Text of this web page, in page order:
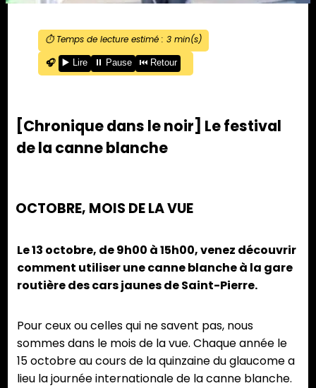
⏱️ Temps de lecture estimé : 3min(s)
🎧
▶️ Lire ⏸️ Pause ⏮️ Retour
[Chronique dans le noir] Le festival
de la canne blanche
OCTOBRE, MOIS DE LA VUE
Le 13 octobre, de 9h00 à 15h00, venez découvrir
comment utiliser une canne blanche à la gare
routière des cars jaunes de Saint-Pierre.
Pour ceux ou celles qui ne savent pas, nous
sommes dans le mois de la vue. Chaque année le
15 octobre au cours de la quinzaine du glaucome a
lieu la journée internationale de la canne blanche.